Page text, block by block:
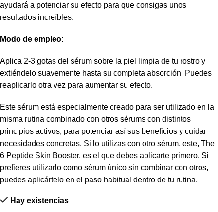
ayudará a potenciar su efecto para que consigas unos
resultados increíbles.
Modo de empleo:
Aplica 2-3 gotas del sérum sobre la piel limpia de tu rostro y
extiéndelo suavemente hasta su completa absorción. Puedes
reaplicarlo otra vez para aumentar su efecto.
Este sérum está especialmente creado para ser utilizado en la
misma rutina combinado con otros sérums con distintos
principios activos, para potenciar así sus beneficios y cuidar
necesidades concretas. Si lo utilizas con otro sérum, este, The
6 Peptide Skin Booster, es el que debes aplicarte primero. Si
prefieres utilizarlo como sérum único sin combinar con otros,
puedes aplicártelo en el paso habitual dentro de tu rutina.
Hay existencias